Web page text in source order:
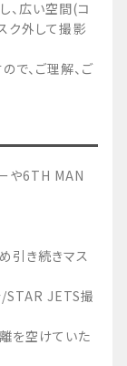
、広い空間(コ
ク外して撮影
で、ご理解、ご
や6TH MAN
引き続きマス
/STAR JETS撮
を空けていた